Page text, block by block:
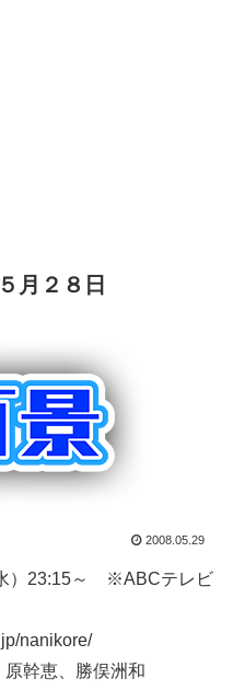
月２８日
2008.05.29
）23:15～ ※ABCテレビ
nanikore/
原幹恵、勝俣洲和